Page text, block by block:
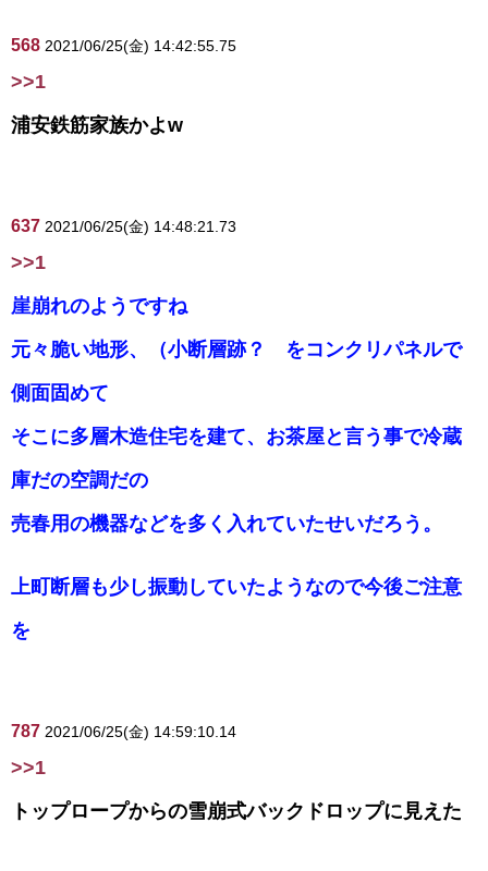
568 2021/06/25(金) 14:42:55.75
>>1
浦安鉄筋家族かよw
637 2021/06/25(金) 14:48:21.73
>>1
崖崩れのようですね
元々脆い地形、（小断層跡？ をコンクリパネルで
側面固めて
そこに多層木造住宅を建て、お茶屋と言う事で冷蔵
庫だの空調だの
売春用の機器などを多く入れていたせいだろう。
上町断層も少し振動していたようなので今後ご注意
を
787 2021/06/25(金) 14:59:10.14
>>1
トップロープからの雪崩式バックドロップに見えた